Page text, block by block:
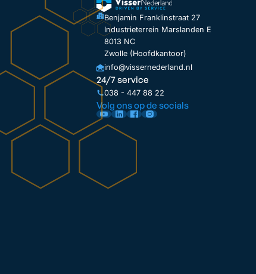
Benjamin Franklinstraat 27
Industrieterrein Marslanden E
8013 NC
Zwolle (Hoofdkantoor)
info@vissernederland.nl
24/7 service
038 - 447 88 22
Volg ons op de socials